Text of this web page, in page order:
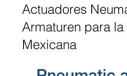
Actuadores
Armaturen para
Mexicana